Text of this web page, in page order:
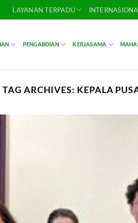
LAYANAN TERPADU
PENGABDIAN KERJASAMA
TAG ARCHIVES: KEPALA